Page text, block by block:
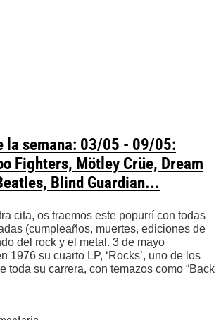
la semana: 03/05 - 09/05:
Fighters, Mötley Crüe, Dream
Blind Guardian...
cita, os traemos este popurrí con todas
(cumpleaños, muertes, ediciones de
del rock y el metal. 3 de mayo
1976 su cuarto LP, ‘Rocks’, uno de los
toda su carrera, con temazos como “Back